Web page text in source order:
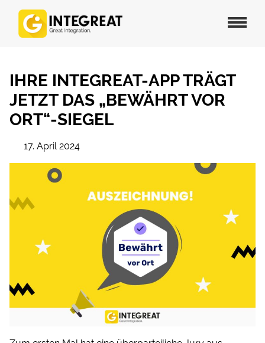
IHRE INTEGREAT-APP TRÄGT
JETZT DAS „BEWÄHRT VOR
ORT“-SIEGEL
17. April 2024